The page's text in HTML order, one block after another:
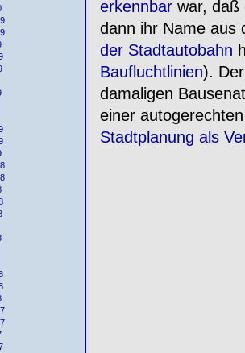
erkennbarwar, daß
dann ihr Name aus
der Stadtautobahn
Baufluchtlinien).
damaligen
einer
Stadtplanung als